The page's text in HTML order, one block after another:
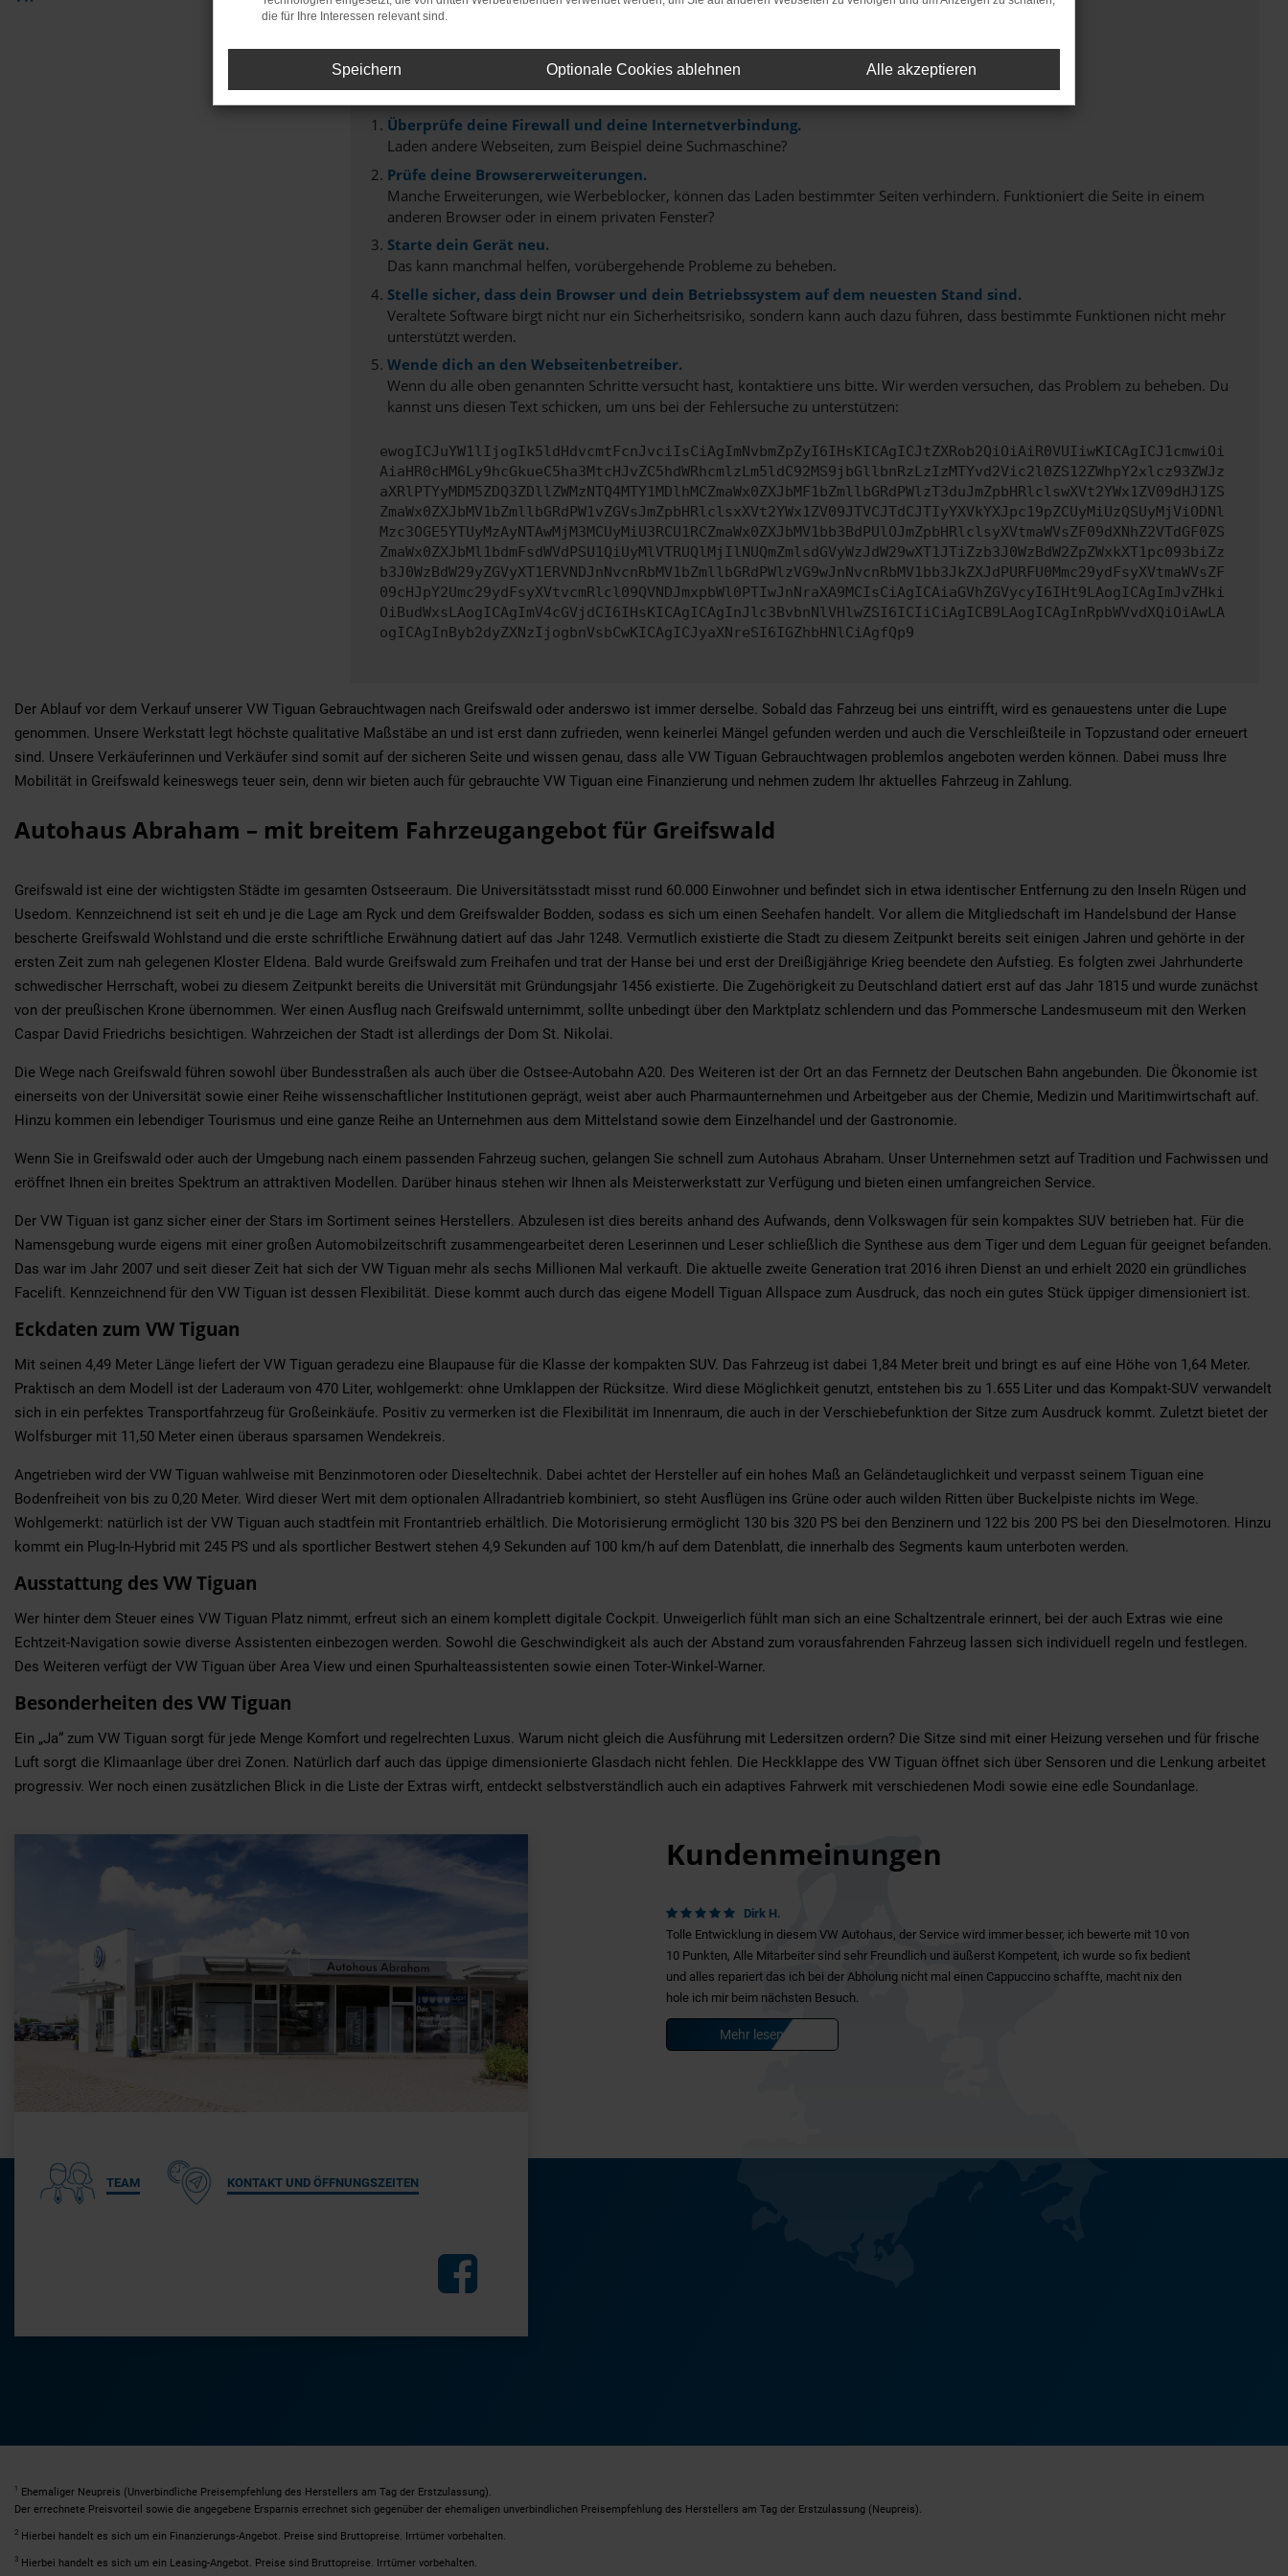
Fehler: Network Error
Beim Laden ist ein Fehler aufgetreten.
Hier sind ein paar Tipps, die dir helfen können:
Überprüfe deine Firewall und deine Internetverbindung.
Laden andere Webseiten, zum Beispiel deine Suchmaschine?
Prüfe deine Browsererweiterungen.
Manche Erweiterungen, wie Werbeblocker, können das Laden bestimmter Seiten verhindern. Funktioniert die Seite in einem
anderen Browser oder in einem privaten Fenster?
Starte dein Gerät neu.
Das kann manchmal helfen, vorübergehende Probleme zu beheben.
Stelle sicher, dass dein Browser und dein Betriebssystem auf dem neuesten Stand sind.
Veraltete Software birgt nicht nur ein Sicherheitsrisiko, sondern kann auch dazu führen, dass bestimmte Funktionen nicht mehr
unterstützt werden.
Wende dich an den Webseitenbetreiber.
Wenn du alle oben genannten Schritte versucht hast, kontaktiere uns bitte. Wir werden versuchen, das Problem zu beheben. Du
kannst uns diesen Text schicken, um uns bei der Fehlersuche zu unterstützen:
ewogICJuYW1lIjogIk5ldHdvcmtFcnJvciIsCiAgImNvbmZpZyI6IHsKICAgICJtZXRob2QiOiAiR0VUIiwKICAgICJ1cmwiOi
AiaHR0cHM6Ly9hcGkueC5ha3MtcHJvZC5hdWRhcmlzLm5ldC92MS9jbGllbnRzLzIzMTYvd2Vic2l0ZS12ZWhpY2xlcz93ZWJz
aXRlPTYyMDM5ZDQ3ZDllZWMzNTQ4MTY1MDlhMCZmaWx0ZXJbMF1bZmllbGRdPWlzT3duJmZpbHRlclswXVt2YWx1ZV09dHJ1ZS
ZmaWx0ZXJbMV1bZmllbGRdPW1vZGVsJmZpbHRlclsxXVt2YWx1ZV09JTVCJTdCJTIyYXVkYXJpc19pZCUyMiUzQSUyMjViODNl
Mzc3OGE5YTUyMzAyNTAwMjM3MCUyMiU3RCU1RCZmaWx0ZXJbMV1bb3BdPUlOJmZpbHRlclsyXVtmaWVsZF09dXNhZ2VTdGF0ZS
ZmaWx0ZXJbMl1bdmFsdWVdPSU1QiUyMlVTRUQlMjIlNUQmZmlsdGVyWzJdW29wXT1JTiZzb3J0WzBdW2ZpZWxkXT1pc093biZz
b3J0WzBdW29yZGVyXT1ERVNDJnNvcnRbMV1bZmllbGRdPWlzVG9wJnNvcnRbMV1bb3JkZXJdPURFU0Mmc29ydFsyXVtmaWVsZF
09cHJpY2Umc29ydFsyXVtvcmRlcl09QVNDJmxpbWl0PTIwJnNraXA9MCIsCiAgICAiaGVhZGVycyI6IHt9LAogICAgImJvZHki
OiBudWxsLAogICAgImV4cGVjdCI6IHsKICAgICAgInJlc3BvbnNlVHlwZSI6ICIiCiAgICB9LAogICAgInRpbWVvdXQiOiAwLA
ogICAgInByb2dyZXNzIjogbnVsbCwKICAgICJyaXNreSI6IGZhbHNlCiAgfQp9
Der Ablauf vor dem Verkauf unserer VW Tiguan Gebrauchtwagen nach Greifswald oder anderswo ist immer derselbe. Sobald das Fahrzeug bei uns eintrifft, wird es genauestens unter die Lupe
genommen. Unsere Werkstatt legt höchste qualitative Maßstäbe an und ist erst dann zufrieden, wenn keinerlei Mängel gefunden werden und auch die Verschleißteile in Topzustand oder erneuert
sind. Unsere Verkäuferinnen und Verkäufer sind somit auf der sicheren Seite und wissen genau, dass alle VW Tiguan Gebrauchtwagen problemlos angeboten werden können. Dabei muss Ihre
Mobilität in Greifswald keineswegs teuer sein, denn wir bieten auch für gebrauchte VW Tiguan eine Finanzierung und nehmen zudem Ihr aktuelles Fahrzeug in Zahlung.
Autohaus Abraham – mit breitem Fahrzeugangebot für Greifswald
Greifswald ist eine der wichtigsten Städte im gesamten Ostseeraum. Die Universitätsstadt misst rund 60.000 Einwohner und befindet sich in etwa identischer Entfernung zu den Inseln Rügen und
Usedom. Kennzeichnend ist seit eh und je die Lage am Ryck und dem Greifswalder Bodden, sodass es sich um einen Seehafen handelt. Vor allem die Mitgliedschaft im Handelsbund der Hanse
bescherte Greifswald Wohlstand und die erste schriftliche Erwähnung datiert auf das Jahr 1248. Vermutlich existierte die Stadt zu diesem Zeitpunkt bereits seit einigen Jahren und gehörte in der
ersten Zeit zum nah gelegenen Kloster Eldena. Bald wurde Greifswald zum Freihafen und trat der Hanse bei und erst der Dreißigjährige Krieg beendete den Aufstieg. Es folgten zwei Jahrhunderte
schwedischer Herrschaft, wobei zu diesem Zeitpunkt bereits die Universität mit Gründungsjahr 1456 existierte. Die Zugehörigkeit zu Deutschland datiert erst auf das Jahr 1815 und wurde zunächst
von der preußischen Krone übernommen. Wer einen Ausflug nach Greifswald unternimmt, sollte unbedingt über den Marktplatz schlendern und das Pommersche Landesmuseum mit den Werken
Caspar David Friedrichs besichtigen. Wahrzeichen der Stadt ist allerdings der Dom St. Nikolai.
Die Wege nach Greifswald führen sowohl über Bundesstraßen als auch über die Ostsee-Autobahn A20. Des Weiteren ist der Ort an das Fernnetz der Deutschen Bahn angebunden. Die Ökonomie ist
einerseits von der Universität sowie einer Reihe wissenschaftlicher Institutionen geprägt, weist aber auch Pharmaunternehmen und Arbeitgeber aus der Chemie, Medizin und Maritimwirtschaft auf.
Hinzu kommen ein lebendiger Tourismus und eine ganze Reihe an Unternehmen aus dem Mittelstand sowie dem Einzelhandel und der Gastronomie.
Wenn Sie in Greifswald oder auch der Umgebung nach einem passenden Fahrzeug suchen, gelangen Sie schnell zum Autohaus Abraham. Unser Unternehmen setzt auf Tradition und Fachwissen und
eröffnet Ihnen ein breites Spektrum an attraktiven Modellen. Darüber hinaus stehen wir Ihnen als Meisterwerkstatt zur Verfügung und bieten einen umfangreichen Service.
Der VW Tiguan ist ganz sicher einer der Stars im Sortiment seines Herstellers. Abzulesen ist dies bereits anhand des Aufwands, denn Volkswagen für sein kompaktes SUV betrieben hat. Für die
Namensgebung wurde eigens mit einer großen Automobilzeitschrift zusammengearbeitet deren Leserinnen und Leser schließlich die Synthese aus dem Tiger und dem Leguan für geeignet befanden.
Das war im Jahr 2007 und seit dieser Zeit hat sich der VW Tiguan mehr als sechs Millionen Mal verkauft. Die aktuelle zweite Generation trat 2016 ihren Dienst an und erhielt 2020 ein gründliches
Facelift. Kennzeichnend für den VW Tiguan ist dessen Flexibilität. Diese kommt auch durch das eigene Modell Tiguan Allspace zum Ausdruck, das noch ein gutes Stück üppiger dimensioniert ist.
Eckdaten zum VW Tiguan
Mit seinen 4,49 Meter Länge liefert der VW Tiguan geradezu eine Blaupause für die Klasse der kompakten SUV. Das Fahrzeug ist dabei 1,84 Meter breit und bringt es auf eine Höhe von 1,64 Meter.
Praktisch an dem Modell ist der Laderaum von 470 Liter, wohlgemerkt: ohne Umklappen der Rücksitze. Wird diese Möglichkeit genutzt, entstehen bis zu 1.655 Liter und das Kompakt-SUV verwandelt
sich in ein perfektes Transportfahrzeug für Großeinkäufe. Positiv zu vermerken ist die Flexibilität im Innenraum, die auch in der Verschiebefunktion der Sitze zum Ausdruck kommt. Zuletzt bietet der
Wolfsburger mit 11,50 Meter einen überaus sparsamen Wendekreis.
Angetrieben wird der VW Tiguan wahlweise mit Benzinmotoren oder Dieseltechnik. Dabei achtet der Hersteller auf ein hohes Maß an Geländetauglichkeit und verpasst seinem Tiguan eine
Bodenfreiheit von bis zu 0,20 Meter. Wird dieser Wert mit dem optionalen Allradantrieb kombiniert, so steht Ausflügen ins Grüne oder auch wilden Ritten über Buckelpiste nichts im Wege.
Wohlgemerkt: natürlich ist der VW Tiguan auch stadtfein mit Frontantrieb erhältlich. Die Motorisierung ermöglicht 130 bis 320 PS bei den Benzinern und 122 bis 200 PS bei den Dieselmotoren. Hinzu
kommt ein Plug-In-Hybrid mit 245 PS und als sportlicher Bestwert stehen 4,9 Sekunden auf 100 km/h auf dem Datenblatt, die innerhalb des Segments kaum unterboten werden.
Ausstattung des VW Tiguan
Wer hinter dem Steuer eines VW Tiguan Platz nimmt, erfreut sich an einem komplett digitale Cockpit. Unweigerlich fühlt man sich an eine Schaltzentrale erinnert, bei der auch Extras wie eine
Echtzeit-Navigation sowie diverse Assistenten einbezogen werden. Sowohl die Geschwindigkeit als auch der Abstand zum vorausfahrenden Fahrzeug lassen sich individuell regeln und festlegen.
Des Weiteren verfügt der VW Tiguan über Area View und einen Spurhalteassistenten sowie einen Toter-Winkel-Warner.
Besonderheiten des VW Tiguan
Ein „Ja“ zum VW Tiguan sorgt für jede Menge Komfort und regelrechten Luxus. Warum nicht gleich die Ausführung mit Ledersitzen ordern? Die Sitze sind mit einer Heizung versehen und für frische
Luft sorgt die Klimaanlage über drei Zonen. Natürlich darf auch das üppige dimensionierte Glasdach nicht fehlen. Die Heckklappe des VW Tiguan öffnet sich über Sensoren und die Lenkung arbeitet
progressiv. Wer noch einen zusätzlichen Blick in die Liste der Extras wirft, entdeckt selbstverständlich auch ein adaptives Fahrwerk mit verschiedenen Modi sowie eine edle Soundanlage.
TEAM KONTAKT UND ÖFFNUNGSZEITEN
Kundenmeinungen
Dirk H.
Tolle Entwicklung in diesem VW Autohaus, der Service wird immer besser, ich bewerte mit 10 von
10 Punkten, Alle Mitarbeiter sind sehr Freundlich und äußerst Kompetent, ich wurde so fix bedient
und alles repariert das ich bei der Abholung nicht mal einen Cappuccino schaffte, macht nix den
hole ich mir beim nächsten Besuch.
Mehr lesen
1 Ehemaliger Neupreis (Unverbindliche Preisempfehlung des Herstellers am Tag der Erstzulassung).
Der errechnete Preisvorteil sowie die angegebene Ersparnis errechnet sich gegenüber der ehemaligen unverbindlichen Preisempfehlung des Herstellers am Tag der Erstzulassung (Neupreis).
2 Hierbei handelt es sich um ein Finanzierungs-Angebot. Preise sind Bruttopreise. Irrtümer vorbehalten.
3 Hierbei handelt es sich um ein Leasing-Angebot. Preise sind Bruttopreise. Irrtümer vorbehalten.
die für Ihre Interessen relevant sind.
Speichern Optionale Cookies ablehnen Alle akzeptieren